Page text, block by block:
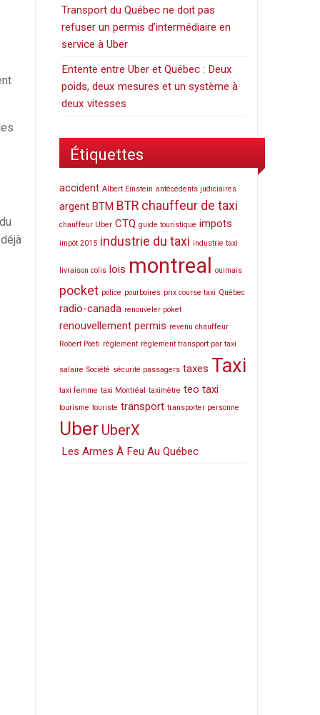
Transport du Québec ne doit pas
refuser un permis d’intermédiaire en
service à Uber
Entente entre Uber et Québec : Deux
poids, deux mesures et un système à
deux vitesses
Étiquettes
accident Albert Einstein antécédents judiciaires
argent BTM BTR chauffeur de taxi
chauffeur Uber CTQ guide touristique impots
impôt 2015 industrie du taxi industrie taxi
livraison colis lois montreal ouimais
pocket police pourboires prix course taxi Québec
radio-canada renouveler poket
renouvellement permis revenu chauffeur
Robert Poeti règlement règlement transport par taxi
salaire Société sécurité passagers taxes Taxi
taxi femme taxi Montréal taximètre teo taxi
tourisme touriste transport transporter personne
Uber UberX
Les Armes À Feu Au Québec